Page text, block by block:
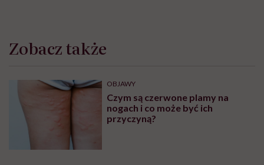
Zobacz także
OBJAWY
Czym są czerwone plamy na
nogach i co może być ich
przyczyną?